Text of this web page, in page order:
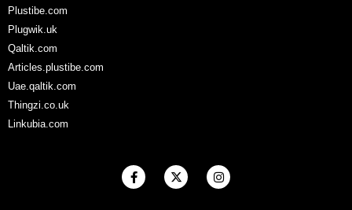
Plustibe.com
Plugwik.uk
Qaltik.com
Articles.plustibe.com
Uae.qaltik.com
Thingzi.co.uk
Linkubia.com
F
a
X
-
I
n